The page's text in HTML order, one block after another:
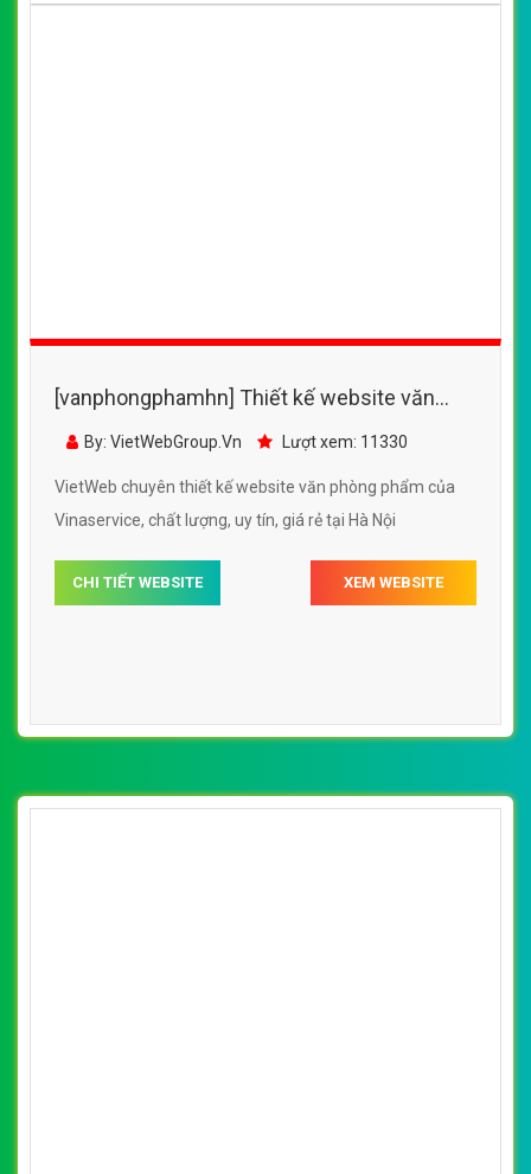
[vanphongphamhn] Thiết kế website văn
phòng phẩm của Vinaservice đẹp SEO tốt
By: VietWebGroup.Vn Lượt xem: 11330
VietWeb chuyên thiết kế website văn phòng phẩm của
Vinaservice, chất lượng, uy tín, giá rẻ tại Hà Nội
CHI TIẾT WEBSITE XEM WEBSITE